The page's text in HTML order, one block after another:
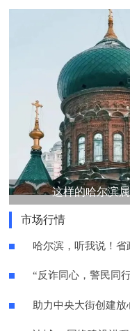
这样的哈尔滨
市场行情